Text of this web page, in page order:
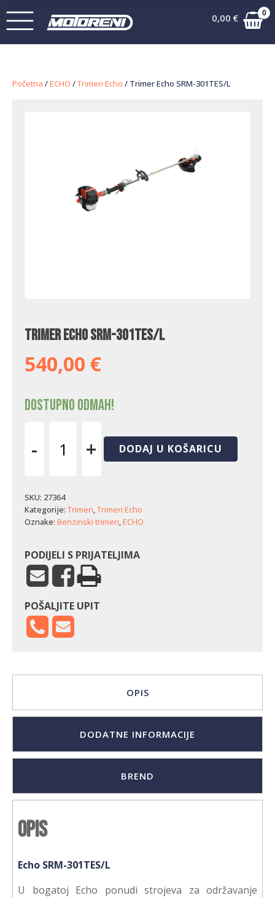
0,00 € 0
Početna /ECHO /Trimeri Echo / Trimer Echo SRM-301TES/L
Trimer Echo SRM-301TES/L
540,00 €
Dostupno odmah!
-
301TES/L
količina
+ DODAJ U KOŠARICU
SKU: 27364
Kategorije: Trimeri,Trimeri Echo
Oznake: Benzinski trimeri,ECHO
PODIJELI S PRIJATELJIMA
POŠALJITE UPIT
OPIS
DODATNE INFORMACIJE
BREND
Opis
Echo SRM-301TES/L
U bogatoj Echo ponudi strojeva za održavanje